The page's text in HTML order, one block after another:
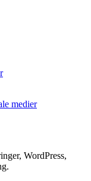
medier
WordPress,